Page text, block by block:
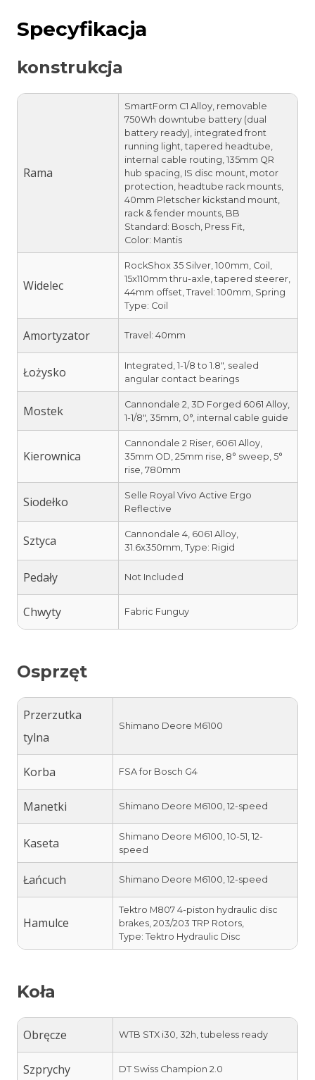
Specyfikacja
konstrukcja
Rama
SmartForm C1 Alloy, removable
750Wh downtube battery (dual
battery ready), integrated front
running light, tapered headtube,
internal cable routing, 135mm QR
hub spacing, IS disc mount, motor
protection, headtube rack mounts,
40mm Pletscher kickstand mount,
rack & fender mounts, BB
Standard: Bosch, Press Fit,
Color: Mantis
Widelec
RockShox 35 Silver, 100mm, Coil,
15x110mm thru-axle, tapered steerer,
44mm offset, Travel: 100mm, Spring
Type: Coil
Amortyzator Travel: 40mm
Łożysko
Integrated, 1-1/8 to 1.8″, sealed
angular contact bearings
Mostek
Cannondale 2, 3D Forged 6061 Alloy,
1-1/8″, 35mm, 0°, internal cable guide
Kierownica
Cannondale 2 Riser, 6061 Alloy,
35mm OD, 25mm rise, 8° sweep, 5°
rise, 780mm
Siodełko
Selle Royal Vivo Active Ergo
Reflective
Sztyca
Cannondale 4, 6061 Alloy,
31.6x350mm, Type: Rigid
Pedały Not Included
Chwyty Fabric Funguy
Osprzęt
Przerzutka
tylna
Shimano Deore M6100
Korba FSA for Bosch G4
Manetki Shimano Deore M6100, 12-speed
Kaseta
Shimano Deore M6100, 10-51, 12-
speed
Łańcuch Shimano Deore M6100, 12-speed
Hamulce
Tektro M807 4-piston hydraulic disc
brakes, 203/203 TRP Rotors,
Type: Tektro Hydraulic Disc
Koła
Obręcze WTB STX i30, 32h, tubeless ready
Szprychy DT Swiss Champion 2.0